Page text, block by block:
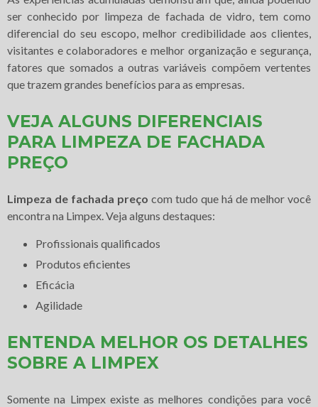
ser conhecido por limpeza de fachada de vidro, tem como
diferencial do seu escopo, melhor credibilidade aos clientes,
visitantes e colaboradores e melhor organização e segurança,
fatores que somados a outras variáveis compõem vertentes
que trazem grandes benefícios para as empresas.
VEJA ALGUNS DIFERENCIAIS
PARA LIMPEZA DE FACHADA
PREÇO
Limpeza de fachada preço com tudo que há de melhor você
encontra na Limpex. Veja alguns destaques:
profissionais qualificados
produtos eficientes
eficácia
agilidade
ENTENDA MELHOR OS DETALHES
SOBRE A LIMPEX
Somente na Limpex existe as melhores condições para você